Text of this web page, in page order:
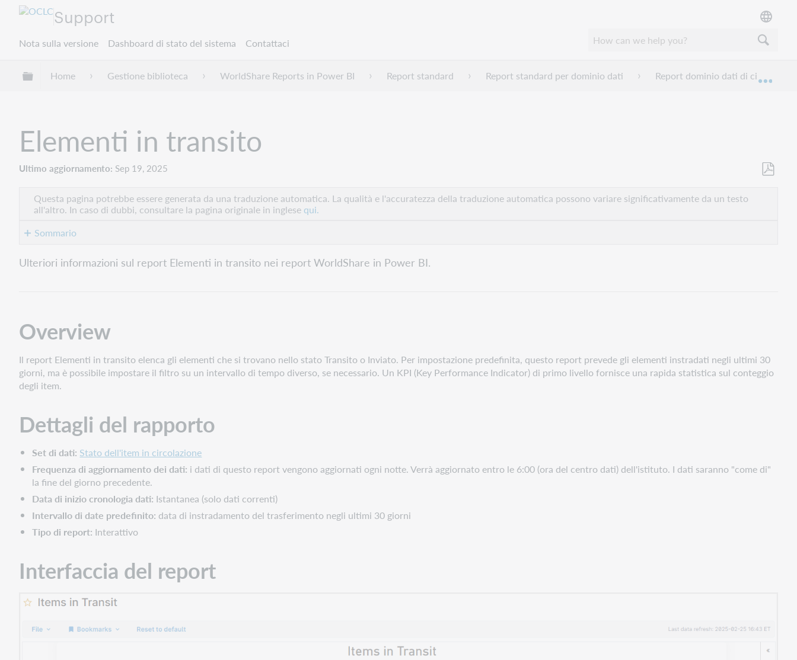
Support
Nota sulla versione Dashboard di stato del sistema Contattaci
Espandi/comprimi la gerarchia globale
Home Gestione biblioteca WorldShare Reports in Power BI Report standard Report standard per dominio dati Report dominio dati di
Elementi in transito
Ultimo aggiornamento Sep 19, 2025
Questa pagina potrebbe essere generata da una traduzione automatica. La qualità e l'accuratezza della traduzione automatica possono variare significativamente da un testo
all'altro. In caso di dubbi, consultare la pagina originale in inglese qui.
Sommario
Overview
del
report
Filtri
Affettatrici
Visiva
Ulteriori informazioni sul report Elementi in transito nei report WorldShare in Power BI.
Overview
Il report Elementi in transito elenca gli elementi che si trovano nello stato Transito o Inviato. Per impostazione predefinita, questo report prevede gli elementi instradati negli ultimi 30
giorni, ma è possibile impostare il filtro su un intervallo di tempo diverso, se necessario. Un KPI (Key Performance Indicator) di primo livello fornisce una rapida statistica sul conteggio
degli item.
Dettagli del rapporto
Set di dati: Stato dell'item in circolazione
Frequenza di aggiornamento dei dati: i dati di questo report vengono aggiornati ogni notte. Verrà aggiornato entro le 6:00 (ora del centro dati) dell'istituto. I dati saranno "come di"
la fine del giorno precedente.
Data di inizio cronologia dati: Istantanea (solo dati correnti)
Intervallo di date predefinito: data di instradamento del trasferimento negli ultimi 30 giorni
Tipo di report: Interattivo
Interfaccia del report